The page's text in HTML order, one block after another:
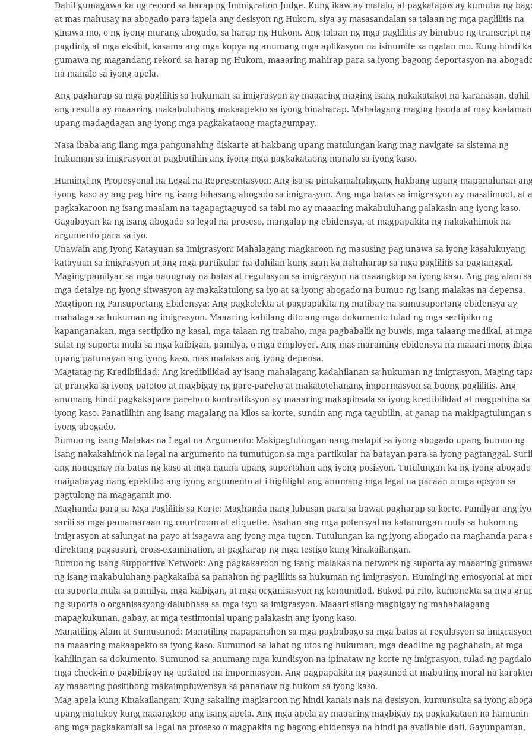
Dahil gumagawa ka ng record sa harap ng Immigration Judge. Kung ikaw ay matalo, at pagkatapos ay kumuha ng
at mas mahusay na abogado para iapela ang desisyon ng Hukom, siya ay masasandalan sa talaan ng mga paglilitis na
ginawa mo, o ng iyong murang abogado, sa harap ng Hukom. Ang talaan ng mga paglilitis ay binubuo ng transcript ng
pagdinig at mga eksibit, kasama ang mga kopya ng anumang mga aplikasyon na isinumite sa ngalan mo. Kung hindi ka
gumawa ng magandang rekord sa harap ng Hukom, maaaring mahirap para sa iyong bagong deportasyon na
na manalo sa iyong apela.
Ang pagharap sa mga paglilitis sa hukuman sa imigrasyon ay maaaring maging isang nakakatakot na karanasan, dahil
ang resulta ay maaaring makabuluhang makaapekto sa iyong hinaharap. Mahalagang maging handa at may kaalaman
upang madagdagan ang iyong mga pagkakataong magtagumpay.
Nasa ibaba ang ilang mga pangunahing diskarte at hakbang upang matulungan kang mag-navigate sa sistema ng
hukuman sa imigrasyon at pagbutihin ang iyong mga pagkakataong manalo sa iyong kaso.
Humingi ng Propesyonal na Legal na Representasyon: Ang isa sa pinakamahalagang hakbang upang mapanalunan
iyong kaso ay ang pag-hire ng isang bihasang abogado sa imigrasyon. Ang mga batas sa imigrasyon ay masalimuot, at
pagkakaroon ng isang maalam na tagapagtaguyod sa tabi mo ay maaaring makabuluhang palakasin ang iyong kaso.
Gagabayan ka ng isang abogado sa legal na proseso, mangalap ng ebidensya, at magpapakita ng nakakahimok na
argumento para sa iyo.
Unawain ang Iyong Katayuan sa Imigrasyon: Mahalagang magkaroon ng masusing pag-unawa sa iyong kasalukuyang
katayuan sa imigrasyon at ang mga partikular na dahilan kung saan ka nahaharap sa mga paglilitis sa pagtanggal.
Maging pamilyar sa mga nauugnay na batas at regulasyon sa imigrasyon na naaangkop sa iyong kaso. Ang pag-alam sa
mga detalye ng iyong sitwasyon ay makakatulong sa iyo at sa iyong abogado na bumuo ng isang malakas na depensa.
Magtipon ng Pansuportang Ebidensya: Ang pagkolekta at pagpapakita ng matibay na sumusuportang ebidensya ay
mahalaga sa hukuman ng imigrasyon. Maaaring kabilang dito ang mga dokumento tulad ng mga sertipiko ng
kapanganakan, mga sertipiko ng kasal, mga talaan ng trabaho, mga pagbabalik ng buwis, mga talaang medikal, at mga
sulat ng suporta mula sa mga kaibigan, pamilya, o mga employer. Ang mas maraming ebidensya na maaari mong
upang patunayan ang iyong kaso, mas malakas ang iyong depensa.
Magtatag ng Kredibilidad: Ang kredibilidad ay isang mahalagang kadahilanan sa hukuman ng imigrasyon. Maging
at prangka sa iyong patotoo at magbigay ng pare-pareho at makatotohanang impormasyon sa buong paglilitis. Ang
anumang hindi pagkakapare-pareho o kontradiksyon ay maaaring makapinsala sa iyong kredibilidad at magpahina sa
iyong kaso. Panatilihin ang isang magalang na kilos sa korte, sundin ang mga tagubilin, at ganap na makipagtulungan
iyong abogado.
Bumuo ng isang Malakas na Legal na Argumento: Makipagtulungan nang malapit sa iyong abogado upang bumuo ng
isang nakakahimok na legal na argumento na tumutugon sa mga partikular na batayan para sa iyong pagtanggal.
ang nauugnay na batas ng kaso at mga nauna upang suportahan ang iyong posisyon. Tutulungan ka ng iyong abogado
maipahayag nang epektibo ang iyong argumento at i-highlight ang anumang mga legal na paraan o mga opsyon sa
pagtulong na magagamit mo.
Maghanda para sa Mga Paglilitis sa Korte: Maghanda nang lubusan para sa bawat pagharap sa korte. Pamilyar ang
sarili sa mga pamamaraan ng courtroom at etiquette. Asahan ang mga potensyal na katanungan mula sa hukom ng
imigrasyon at salungat na payo at isagawa ang iyong mga tugon. Tutulungan ka ng iyong abogado na maghanda para
direktang pagsusuri, cross-examination, at pagharap ng mga testigo kung kinakailangan.
Bumuo ng isang Supportive Network: Ang pagkakaroon ng isang malakas na network ng suporta ay maaaring
ng isang makabuluhang pagkakaiba sa panahon ng paglilitis sa hukuman ng imigrasyon. Humingi ng emosyonal at
na suporta mula sa pamilya, mga kaibigan, at mga organisasyon ng komunidad. Bukod pa rito, kumonekta sa mga
ng suporta o organisasyong dalubhasa sa mga isyu sa imigrasyon. Maaari silang magbigay ng mahahalagang
mapagkukunan, gabay, at mga testimonial upang palakasin ang iyong kaso.
Manatiling Alam at Sumusunod: Manatiling napapanahon sa mga pagbabago sa mga batas at regulasyon sa imigrasyon
na maaaring makaapekto sa iyong kaso. Sumunod sa lahat ng utos ng hukuman, mga deadline ng paghahain, at mga
kahilingan sa dokumento. Sumunod sa anumang mga kundisyon na ipinataw ng korte ng imigrasyon, tulad ng pagdalo
mga check-in o pagbibigay ng updated na impormasyon. Ang pagpapakita ng pagsunod at mabuting moral na
ay maaaring positibong makaimpluwensya sa pananaw ng hukom sa iyong kaso.
Mag-apela kung Kinakailangan: Kung sakaling magkaroon ng hindi kanais-nais na desisyon, kumunsulta sa iyong
upang matukoy kung naaangkop ang isang apela. Ang mga apela ay maaaring magbigay ng pagkakataon na hamunin
ang mga pagkakamali sa legal na proseso o magpakita ng bagong ebidensya na hindi pa available dati. Gayunpaman,